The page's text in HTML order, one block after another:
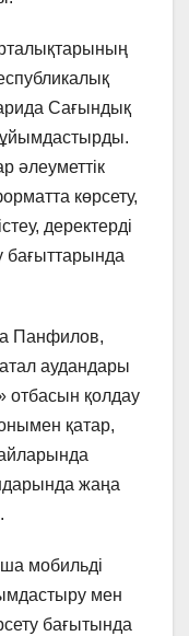
Сағындық
ұйымдастырды.
әлеуметтік
көрсету,
деректерді
бағыттарында
Панфилов,
аудандары
отбасын қолдау
қатар,
жаңа
мобильді
мен
бағытында